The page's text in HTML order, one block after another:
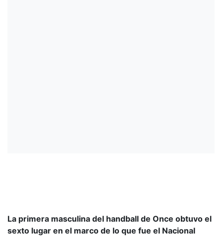
La primera masculina del handball de Once obtuvo el
sexto lugar en el marco de lo que fue el Nacional